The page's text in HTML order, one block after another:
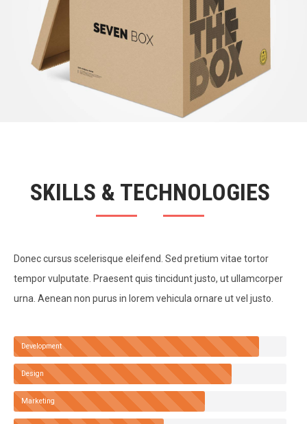
SKILLS & TECHNOLOGIES
Donec cursus scelerisque eleifend. Sed pretium vitae tortor
tempor vulputate. Praesent quis tincidunt justo, ut ullamcorper
urna. Aenean non purus in lorem vehicula ornare ut vel justo.
Development
Design
Marketing